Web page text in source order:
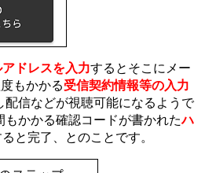
ドレスを入力するとそこにメー
もかかる受信契約情報等の入力
配信などが視聴可能になるようで
もかかる確認コードが書かれたハ
と完了、とのことです。